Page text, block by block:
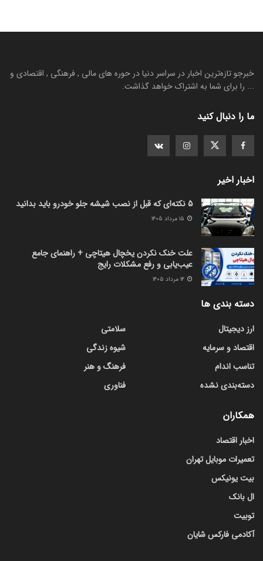
خبرجو تازه‌ترین اخبار در سراسر دنیا در حوره های مالی , فرهنگی , اقتصادی و
... را برای شما به اشتراک خواهد گذاشت.
ما را دنبال کنید
اخبار اخیر
5 نکته‌ای که قبل از نصب شیشه جلو خودرو باید بدانید
علت خنک نکردن یخچال هیتاچی + راهنمای جامع
عیب‌یابی و رفع مشکلات رایج
دسته بندی ها
ارز دیجیتال
اقتصاد و سرمایه
تناسب اندام
دسته‌بندی نشده
سلامتی
شیوه زندگی
فرهنگ و هنر
فناوری
همکاران
اخبار اقتصاد
تعمیرات موبایل تهران
بیت یونیکس
ال بانک
توبیت
آکادمی فارکس شایان